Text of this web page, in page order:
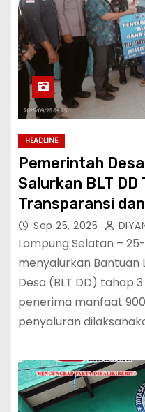
HEADLINE
Pemerintah
Salurkan BLT DD
Transparansi
Miskin
Sep 25, 2025
Lampung Selatan –
menyalurkan Bantuan
Desa (BLT DD) tahap
penerima manfaat
penyaluran